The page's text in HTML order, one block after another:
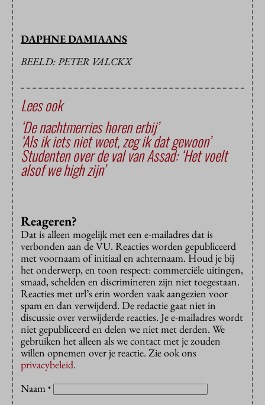
DAPHNE DAMIAANS
BEELD: PETER VALCKX
Lees ook
‘De nachtmerries horen erbij’
‘Als ik iets niet weet, zeg ik dat gewoon’
Studenten over de val van Assad: ‘Het voelt
alsof we high zijn’
Reageren?
Dat is alleen mogelijk met een e-mailadres dat is
verbonden aan de VU. Reacties worden gepubliceerd
met voornaam of initiaal en achternaam. Houd je bij
het onderwerp, en toon respect: commerciële uitingen,
smaad, schelden en discrimineren zijn niet toegestaan.
Reacties met url’s erin worden vaak aangezien voor
spam en dan verwijderd. De redactie gaat niet in
discussie over verwijderde reacties. Je e-mailadres wordt
niet gepubliceerd en delen we niet met derden. We
gebruiken het alleen als we contact met je zouden
willen opnemen over je reactie. Zie ook ons
privacybeleid.
Naam *